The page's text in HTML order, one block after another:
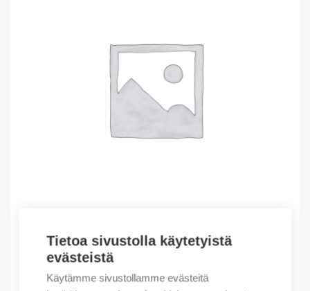
Tietoa sivustolla käytetyistä
evästeistä
Käytämme sivustollamme evästeitä
Outlet – Erikoishinnat
(X) RJ45 C6 UTP 1M BLACK MOSAIC